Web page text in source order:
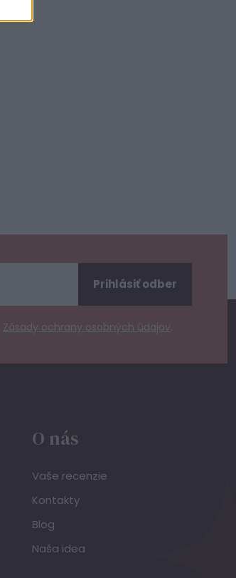
Zásady ochrany osobných údajov.
Prihlásiť odber
O nás
Vaše recenzie
Kontakty
Blog
Naša idea